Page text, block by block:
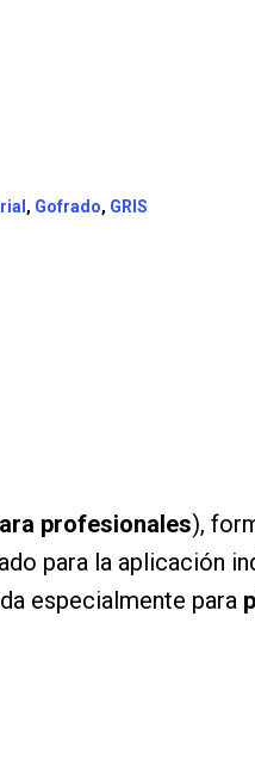
, Gofrado, GRIS
profesionales),
para la aplicación
especialmente para